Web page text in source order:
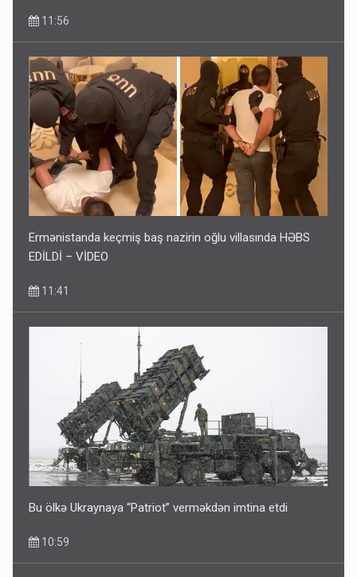
11:56
Ermənistanda keçmiş baş nazirin oğlu villasında HƏBS
EDİLDİ – VİDEO
11:41
Bu ölkə Ukraynaya “Patriot” verməkdən imtina etdi
10:59